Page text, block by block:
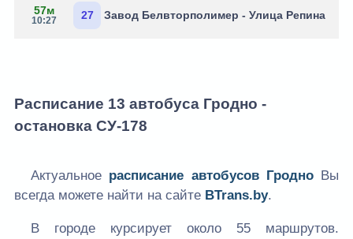
57м
10:27 27 Завод Белвторполимер - Улица Репина
Расписание 13 автобуса Гродно -
остановка СУ-178
Актуальное расписание автобусов ГродноВы
всегда можете найти на сайте BTrans.by.
В городе курсирует около 55 маршрутов.